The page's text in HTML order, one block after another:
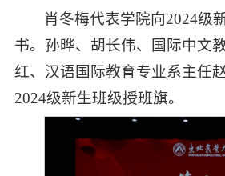
肖冬梅代表学院向2024级
书。孙晔、胡长伟、国际中文
红、汉语国际教育专业系主任
2024级新生班级授班旗。